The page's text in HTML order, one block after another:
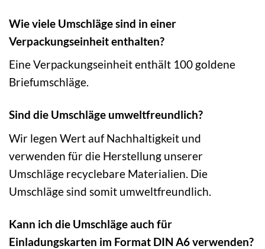
Wie viele Umschläge sind in einer
Verpackungseinheit enthalten?
Eine Verpackungseinheit enthält 100 goldene
Briefumschläge.
Sind die Umschläge umweltfreundlich?
Wir legen Wert auf Nachhaltigkeit und
verwenden für die Herstellung unserer
Umschläge recyclebare Materialien. Die
Umschläge sind somit umweltfreundlich.
Kann ich die Umschläge auch für
Einladungskarten im Format DIN A6 verwenden?